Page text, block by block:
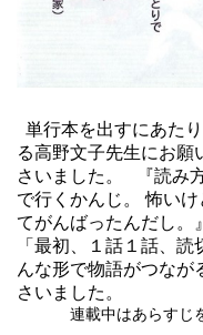
単行本を出すにあた
る高野文子先生にお願
さいました。 『読み
で行くかんじ。 怖い
てがんばったんだし
「最初、１話１話、
んな形で物語がつなが
さいました。
連載中はあらすじ